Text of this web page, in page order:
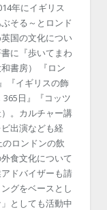
年にイギリス
そる～とロンド
国の文化につい
に『歩いてまわ
書房） 『ロン
『イギリスの飾
365日』『コッツ
。カルチャー講
出演なども経
ロンドンの飲
食文化について
ドバイザーも請
グをベースとし
としても活動中